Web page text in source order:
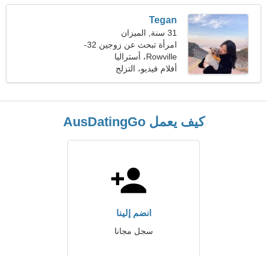
Tegan
31 سنة, الميزان
امرأة تبحث عن زوجين 32-
40
Rowville، أستراليا
أفلام فيديو، التزلج
كيف يعمل AusDatingGo
انضم إلينا
سجل مجانا